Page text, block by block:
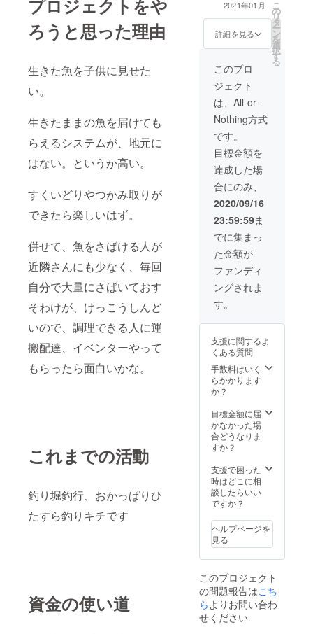
プロジェクトをや
ろうと思った理由
生きた魚を子供に見せた
い。
生きたままの魚を届けても
らえるシステムが、地元に
はない。というか高い。
すくいどりやつかみ取りが
できたら楽しいはず。
併せて、魚をさばける人が
近隣さんにも少なく、毎回
自分で大量にさばいておす
そわけが、けっこうしんど
いので、調理できる人に運
搬配達、イベンターやって
もらったら面白いかな。
これまでの活動
釣り堀釣行、おかっぱりひ
たすら釣りキチです
資金の使い道
年/1月中旬ごろ
まで）
2021年01月
詳細を見る
こ
の
リ
タ
ー
ン
を
選
択
す
る
このプロ
ジェクト
は、All-or-
Nothing方式
です。
目標金額を
達成した場
合にのみ、
2020/09/16
23:59:59ま
でに集まっ
た金額が
ファンディ
ングされま
す。
支援に関するよ
くある質問
手数料はいく
らかかります
か？
目標金額に届
かなかった場
合どうなりま
すか？
支援で困った
時はどこに相
談したらいい
ですか？
ヘルプページを
見る
このプロジェクト
の問題報告はこち
らよりお問い合わ
せください